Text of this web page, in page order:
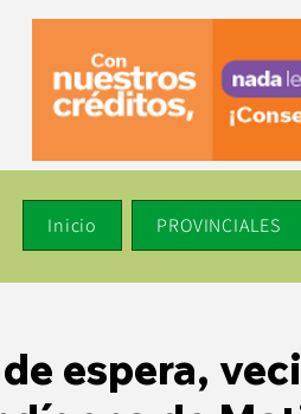
Inicio PROVINCIALES
espera,